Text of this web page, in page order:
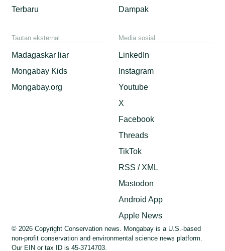
Terbaru
Dampak
Tautan eksternal
Madagaskar liar
Mongabay Kids
Mongabay.org
Media sosial
LinkedIn
Instagram
Youtube
X
Facebook
Threads
TikTok
RSS / XML
Mastodon
Android App
Apple News
© 2026 Copyright Conservation news. Mongabay is a U.S.-based
non-profit conservation and environmental science news platform.
Our EIN or tax ID is 45-3714703.